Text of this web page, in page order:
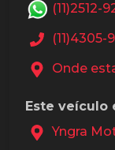
(11)2512-
(11)4305-
Onde
Este veículo
Yngra